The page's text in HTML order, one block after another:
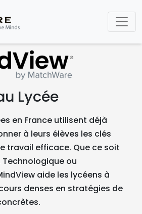
Lycée
en France utilisent déjà
à leurs élèves les clés
travail efficace. Que ce soit
Technologique ou
aide les lycéens à
denses en stratégies de